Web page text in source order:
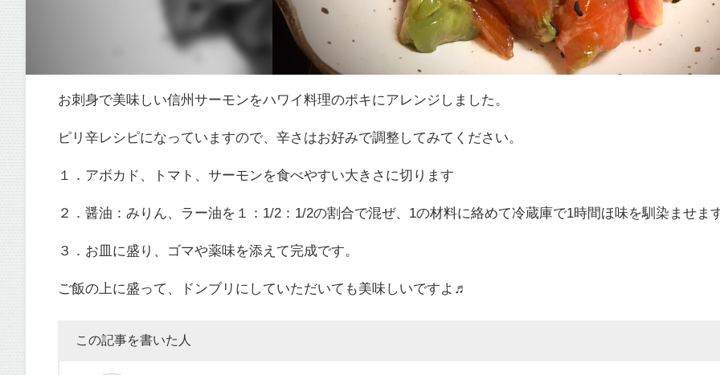
お刺身で美味しい信州サーモンをハワイ料理のポキにアレンジしました。
ピリ辛レシピになっていますので、辛さはお好みで調整してみてください。
１．アボカド、トマト、サーモンを食べやすい大きさに切ります
２．醤油：みりん、ラー油を１：1/2：1/2の割合で混ぜ、1の材料に絡めて冷蔵庫で1時間ほ味を馴染ませま
３．お皿に盛り、ゴマや薬味を添えて完成です。
ご飯の上に盛って、ドンブリにしていただいても美味しいですよ♬
この記事を書いた人